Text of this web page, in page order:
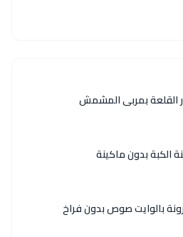
القلعة بمربى المشمش
الكبة بدون ماكينة
بالوايت صوص بدون فراخ